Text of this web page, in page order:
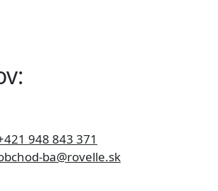
948 843 371
ba@rovelle.sk